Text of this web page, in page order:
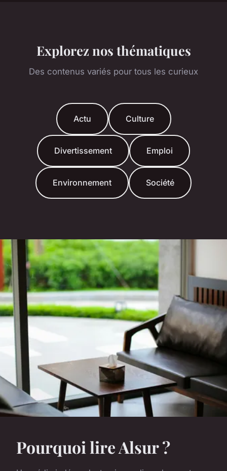
Explorez nos thématiques
Des contenus variés pour tous les curieux
Actu Culture
Divertissement Emploi
Environnement Société
Pourquoi lire Alsur ?